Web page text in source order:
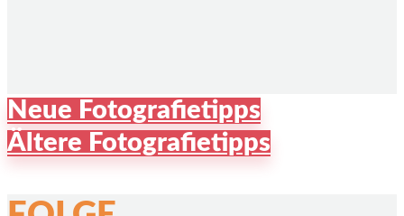
Neue Fotografietipps
Ältere Fotografietipps